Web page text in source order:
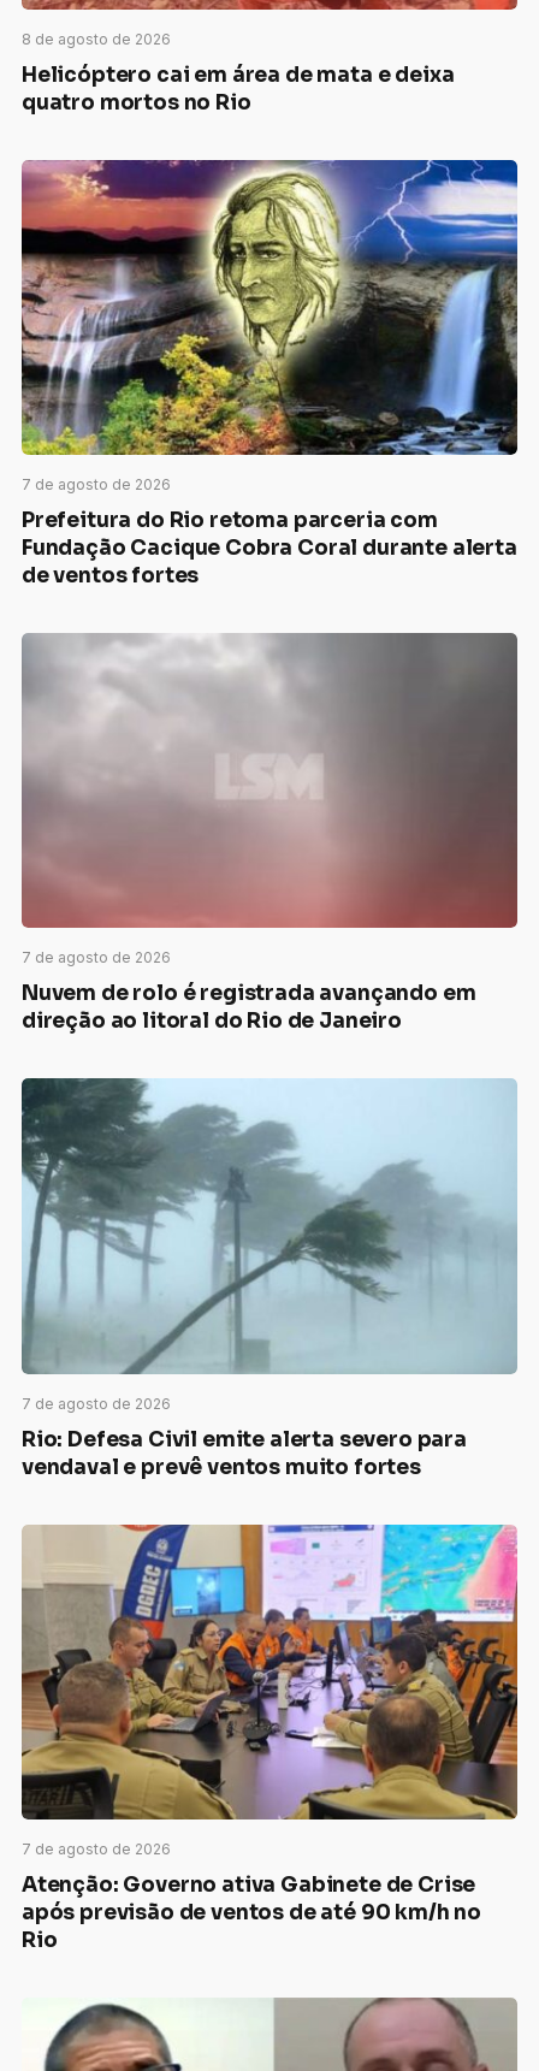
8 de agosto de 2026
Helicóptero cai em área de mata e deixa
quatro mortos no Rio
7 de agosto de 2026
Prefeitura do Rio retoma parceria com
Fundação Cacique Cobra Coral durante alerta
de ventos fortes
7 de agosto de 2026
Nuvem de rolo é registrada avançando em
direção ao litoral do Rio de Janeiro
7 de agosto de 2026
Rio: Defesa Civil emite alerta severo para
vendaval e prevê ventos muito fortes
7 de agosto de 2026
Atenção: Governo ativa Gabinete de Crise
após previsão de ventos de até 90 km/h no
Rio